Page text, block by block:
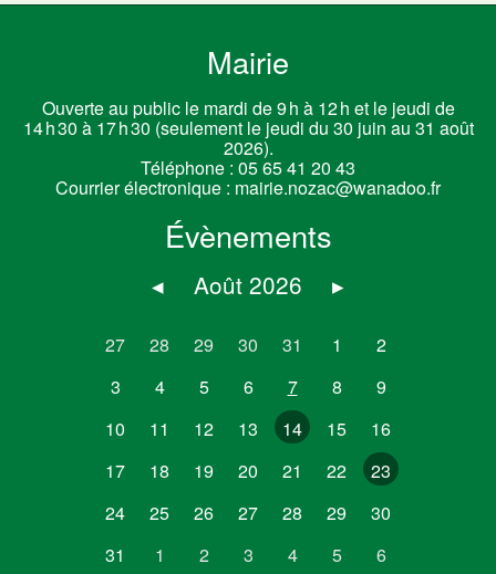
Mairie
Ouverte au public le mardi de 9 h à 12 h et le jeudi de
14 h 30 à 17 h 30 (seulement le jeudi du 30 juin au 31 août
2026).
Téléphone : 05 65 41 20 43
Courrier électronique : mairie.nozac@wanadoo.fr
Évènements
◂ Août 2026 ▸
27 28 29 30 31 1
2
3
4 5 6 7 8
9
10
11 12 13 14 15
16
17
18 19 20 21 22
23
24
25 26 27 28 29
30
31
1 2 3 4 5 6